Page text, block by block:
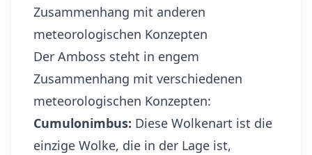
Zusammenhang mit anderen
meteorologischen Konzepten
Der Amboss steht in engem
Zusammenhang mit verschiedenen
meteorologischen Konzepten:
Cumulonimbus: Diese Wolkenart ist die
einzige Wolke, die in der Lage ist,